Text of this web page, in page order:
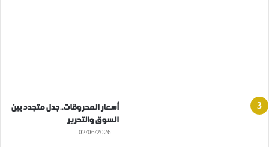
أسعار المحروقات..جدل متجدد بين
السوق والتحرير
02/06/2026